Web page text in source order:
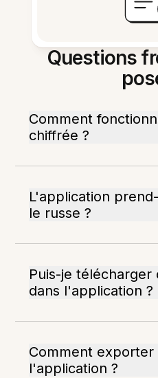
Questions
Comment
chiffrée ?
L'application
le russe ?
Puis-je télécharger
dans l'application ?
Comment exporter
l'application ?